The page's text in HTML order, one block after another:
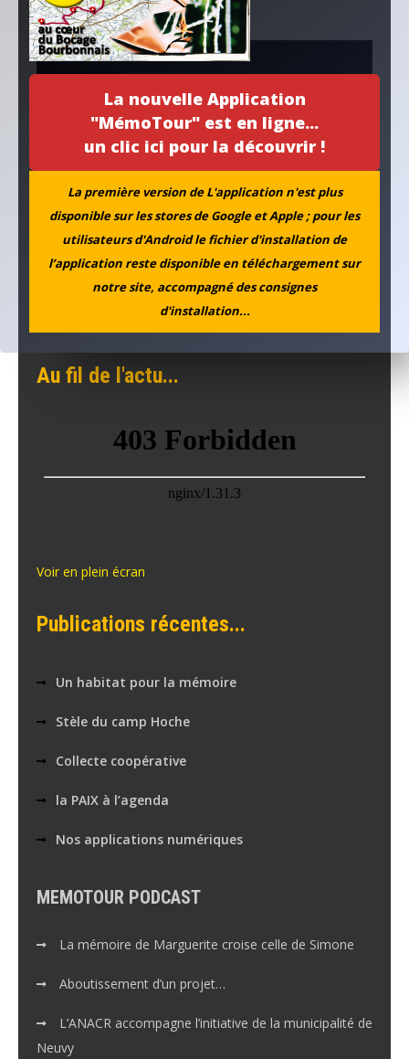
La nouvelle Application
"MémoTour" est en ligne...
un clic ici pour la découvrir !
La première version de L'application n'est plus
disponible sur les stores de Google et Apple ; pour les
utilisateurs d'Android le fichier d'installation de
l’application reste disponible en téléchargement sur
notre site, accompagné des consignes
d'installation...
Au fil de l'actu...
Voir en plein écran
Publications récentes...
Un habitat pour la mémoire
Stèle du camp Hoche
Collecte coopérative
la PAIX à l’agenda
Nos applications numériques
MEMOTOUR PODCAST
La mémoire de Marguerite croise celle de Simone
Aboutissement d’un projet…
L’ANACR accompagne l’initiative de la municipalité de
Neuvy